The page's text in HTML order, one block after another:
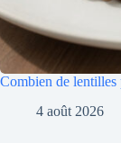
Combien de lentilles
4 août 2026